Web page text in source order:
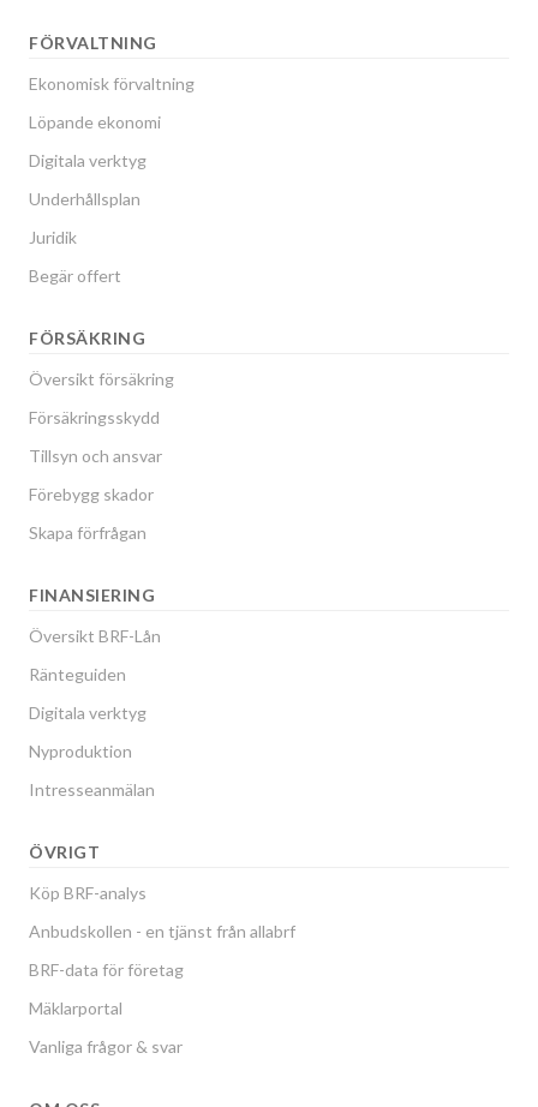
FÖRVALTNING
Ekonomisk förvaltning
Löpande ekonomi
Digitala verktyg
Underhållsplan
Juridik
Begär offert
FÖRSÄKRING
Översikt försäkring
Försäkringsskydd
Tillsyn och ansvar
Förebygg skador
Skapa förfrågan
FINANSIERING
Översikt BRF-Lån
Ränteguiden
Digitala verktyg
Nyproduktion
Intresseanmälan
ÖVRIGT
Köp BRF-analys
Anbudskollen - en tjänst från allabrf
BRF-data för företag
Mäklarportal
Vanliga frågor & svar